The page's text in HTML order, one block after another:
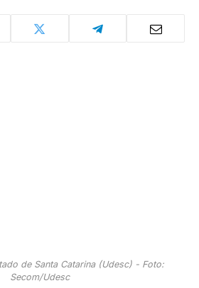
de Santa Catarina (Udesc) - Foto:
Secom/Udesc